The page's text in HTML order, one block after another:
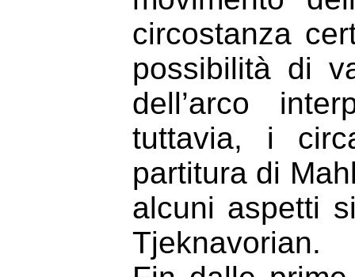
circostanza
possibilità di
dell’arco
tuttavia, i
partitura di
alcuni aspetti
Tjeknavorian.